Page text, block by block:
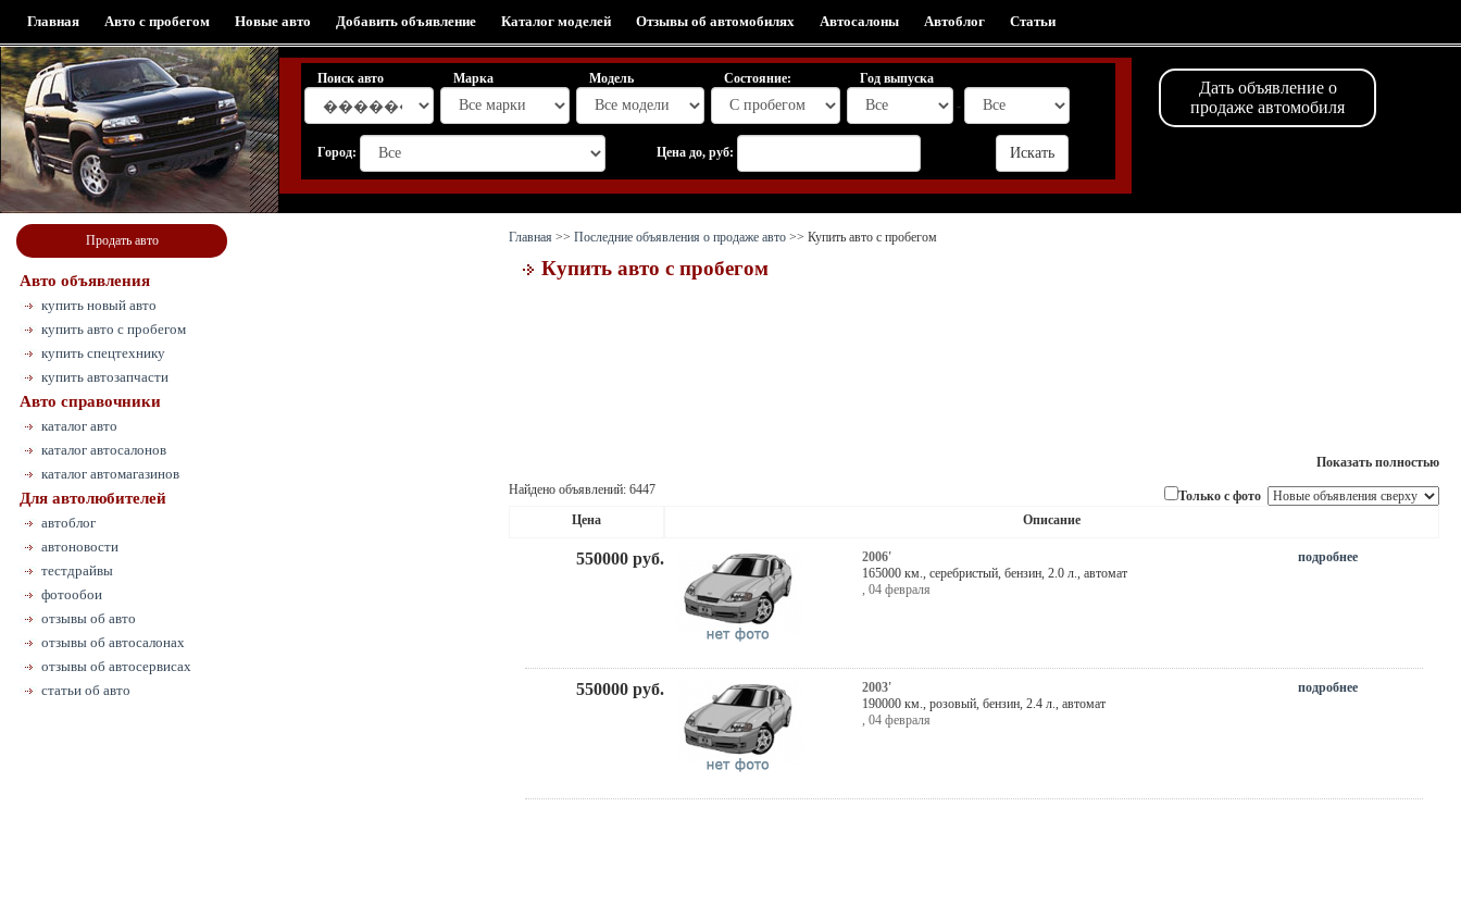
Главная Авто с пробегом Новые авто Добавить объявление Каталог моделей Отзывы об автомобилях Автосалоны Автоблог Статьи
Поиск авто Марка Модель Состояние:
Год выпуска
-
Город: Цена до, руб:
Дать объявление о
продаже автомобиля
Продать авто
Авто объявления
купить новый авто
купить авто с пробегом
купить спецтехнику
купить автозапчасти
Авто справочники
каталог авто
каталог автосалонов
каталог автомагазинов
Для автолюбителей
автоблог
автоновости
тестдрайвы
фотообои
отзывы об авто
отзывы об автосалонах
отзывы об автосервисах
статьи об авто
Главная >> Последние объявления о продаже авто >> Купить авто с пробегом
Купить авто с пробегом
Показать полностью
Найдено объявлений: 6447
Только с фото
Цена
Описание
550000руб.
2006'
165000 км., серебристый, бензин, 2.0 л., автомат
, 04 февраля
подробнее
550000руб.
2003'
190000 км., розовый, бензин, 2.4 л., автомат
, 04 февраля
подробнее